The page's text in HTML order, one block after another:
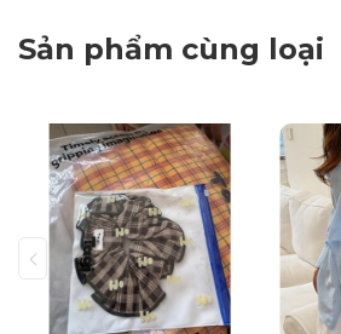
Sản phẩm cùng loại